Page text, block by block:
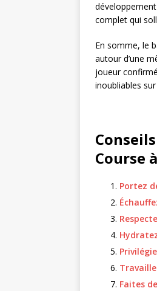
complet qui
En somme, le
autour d’une
joueur
inoubliables
Course
Portez
Faites